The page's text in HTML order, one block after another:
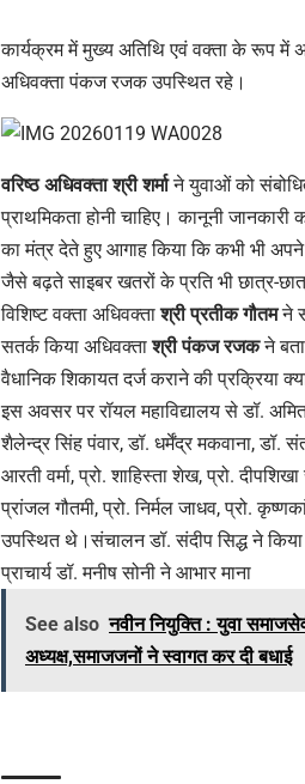
कार्यक्रम में मुख्य अतिथि एवं वक्ता के रूप में
अधिवक्ता पंकज रजक उपस्थित रहे।
वरिष्ठ अधिवक्ता श्री शर्माने युवाओं को
प्राथमिकता होनी चाहिए। कानूनी जानकारी
का मंत्र देते हुए आगाह किया कि कभी भी
जैसे बढ़ते साइबर खतरों के प्रति भी छात्र-
विशिष्ट वक्ता अधिवक्ताश्री प्रतीक गौतमने
सतर्क किया अधिवक्ताश्री पंकज रजकने
वैधानिक शिकायत दर्ज कराने की प्रक्रिया
इस अवसर पर रॉयल महाविद्यालय से डॉ. अमित
शैलेन्द्र सिंह पंवार, डॉ. धर्मेंद्र मकवाना, डॉ.
आरती वर्मा, प्रो. शाहिस्ता शेख, प्रो.
प्रांजल गौतमी, प्रो. निर्मल जाधव, प्रो.
उपस्थित थे।संचालन डॉ. संदीप सिद्ध ने किया
प्राचार्य डॉ. मनीष सोनी ने आभार माना
See also नवीन नियुक्ति : युवा
अध्यक्ष,समाजजनों ने स्वागत कर दी बधाई